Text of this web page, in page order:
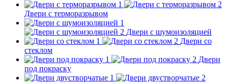
Двери с терморазрывом
Двери с шумоизоляцией
Двери со
стеклом
Двери
под покраску